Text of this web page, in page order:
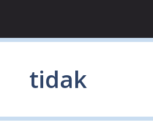
content
tidak